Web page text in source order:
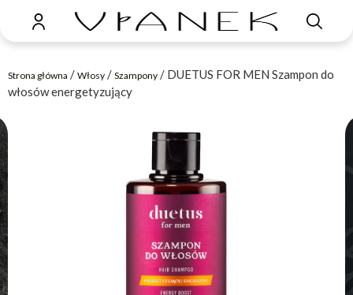
Strona główna / Włosy / Szampony / DUETUS FOR MEN Szampon do
włosów energetyzujący